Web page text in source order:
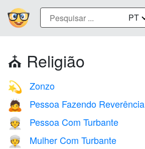
PT
⛪️ Religião
💫 Zonzo
🙇 Pessoa Fazendo Reverência
👳 Pessoa Com Turbante
👳‍♀️ Mulher Com Turbante